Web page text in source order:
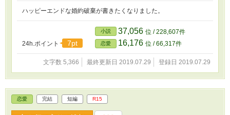
ハッピーエンドな婚約破棄が書きたくなりました。
24h.ポイント 7pt
小説 37,056 位 / 228,607件
恋愛 16,176 位 / 66,317件
文字数 5,366 最終更新日 2019.07.29 登録日 2019.07.29
恋愛 完結 短編 R15